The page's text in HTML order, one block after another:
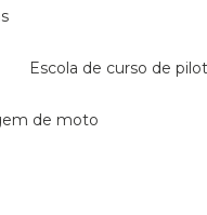
escola de curso de
de moto